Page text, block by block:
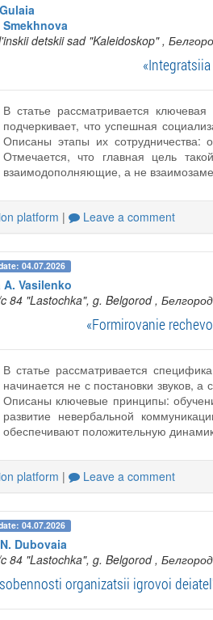
detskii sad "Kaleidoskop" ,
В статье рассматривается
подчеркивает, что успешная
Описаны этапы их
Отмечается, что главная цель
взаимодополняющие, а не
platform | Leave a comment
04.07.2026
A. Vasilenko
84 "Lastochka", g. Belgorod ,
«Formirovanie
В статье рассматривается
начинается не с постановки звуков,
Описаны ключевые принципы:
развитие невербальной
обеспечивают положительную
platform | Leave a comment
04.07.2026
Dubovaia
84 "Lastochka", g. Belgorod ,
organizatsii igrovoi